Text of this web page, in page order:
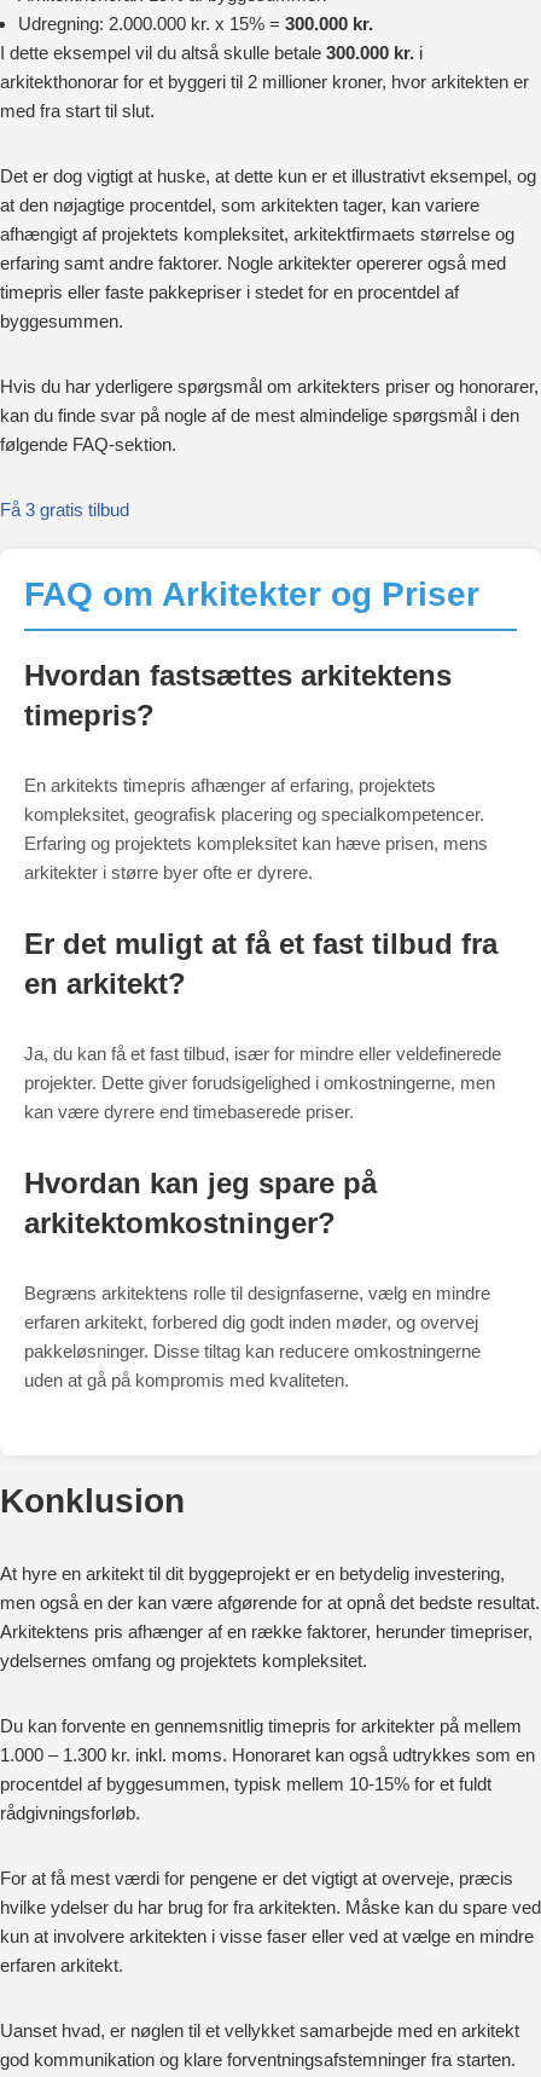
Udregning: 2.000.000 kr. x 15% = 300.000 kr.
I dette eksempel vil du altså skulle betale 300.000 kr. i
arkitekthonorar for et byggeri til 2 millioner kroner, hvor arkitekten er
med fra start til slut.
Det er dog vigtigt at huske, at dette kun er et illustrativt eksempel, og
at den nøjagtige procentdel, som arkitekten tager, kan variere
afhængigt af projektets kompleksitet, arkitektfirmaets størrelse og
erfaring samt andre faktorer. Nogle arkitekter opererer også med
timepris eller faste pakkepriser i stedet for en procentdel af
byggesummen.
Hvis du har yderligere spørgsmål om arkitekters priser og honorarer,
kan du finde svar på nogle af de mest almindelige spørgsmål i den
følgende FAQ-sektion.
Få 3 gratis tilbud
FAQ om Arkitekter og Priser
Hvordan fastsættes arkitektens
timepris?
En arkitekts timepris afhænger af erfaring, projektets
kompleksitet, geografisk placering og specialkompetencer.
Erfaring og projektets kompleksitet kan hæve prisen, mens
arkitekter i større byer ofte er dyrere.
Er det muligt at få et fast tilbud fra
en arkitekt?
Ja, du kan få et fast tilbud, især for mindre eller veldefinerede
projekter. Dette giver forudsigelighed i omkostningerne, men
kan være dyrere end timebaserede priser.
Hvordan kan jeg spare på
arkitektomkostninger?
Begræns arkitektens rolle til designfaserne, vælg en mindre
erfaren arkitekt, forbered dig godt inden møder, og overvej
pakkeløsninger. Disse tiltag kan reducere omkostningerne
uden at gå på kompromis med kvaliteten.
Konklusion
At hyre en arkitekt til dit byggeprojekt er en betydelig investering,
men også en der kan være afgørende for at opnå det bedste resultat.
Arkitektens pris afhænger af en række faktorer, herunder timepriser,
ydelsernes omfang og projektets kompleksitet.
Du kan forvente en gennemsnitlig timepris for arkitekter på mellem
1.000 – 1.300 kr. inkl. moms. Honoraret kan også udtrykkes som en
procentdel af byggesummen, typisk mellem 10-15% for et fuldt
rådgivningsforløb.
For at få mest værdi for pengene er det vigtigt at overveje, præcis
hvilke ydelser du har brug for fra arkitekten. Måske kan du spare ved
kun at involvere arkitekten i visse faser eller ved at vælge en mindre
erfaren arkitekt.
Uanset hvad, er nøglen til et vellykket samarbejde med en arkitekt
god kommunikation og klare forventningsafstemninger fra starten.